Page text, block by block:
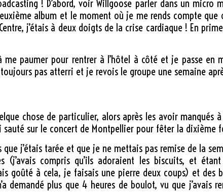
! D’abord, voir Willgoose parler dans un micro
album et le moment où je me rends compte que
j’étais à deux doigts de la crise cardiaque ! En
me paumer pour rentrer à l’hôtel à côté et je passe en
pas atterri et je revois le groupe une semaine
chose de particulier, alors après les avoir manqués
sur le concert de Montpellier pour fêter la dixième
j’étais tarée et que je ne mettais pas remise de la
(j’avais compris qu’ils adoraient les biscuits, et
goûté à cela, je faisais une pierre deux coups) et des
plus que 4 heures de boulot, vu que j’avais